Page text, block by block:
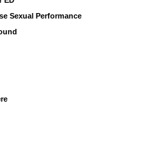
Sexual Performance